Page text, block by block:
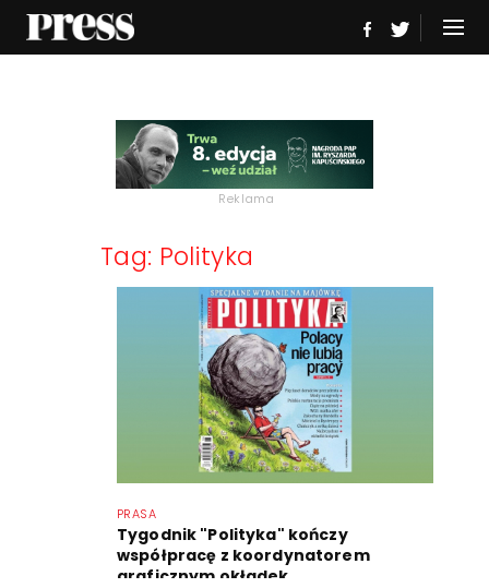
Reklama
Tag: Polityka
PRASA
Tygodnik "Polityka" kończy
współpracę z koordynatorem
graficznym okładek